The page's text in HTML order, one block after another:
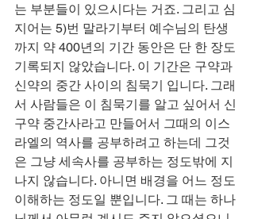
는 부분들이 있으시다는 거죠. 그리고 심
지어는 5)번 말라기부터 예수님의 탄생
까지 약 400년의 기간 동안은 단 한 장도
기록되지 않았습니다. 이 기간은 구약과
신약의 중간 사이의 침묵기 입니다. 그래
서 사람들은 이 침묵기를 알고 싶어서 신
구약 중간사라고 만들어서 그때의 이스
라엘의 역사를 공부하려고 하는데 그것
은 그냥 세속사를 공부하는 정도밖에 지
나지 않습니다. 아니면 배경을 어느 정도
이해하는 정도일 뿐입니다. 그 때는 하나